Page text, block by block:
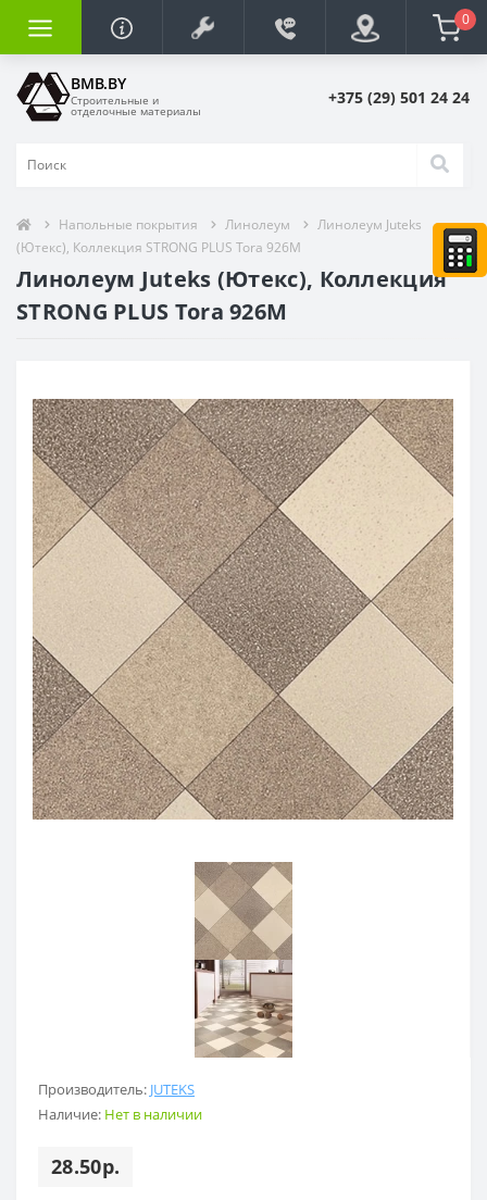
0
BMB.BY
Строительные и
отделочные материалы
+375 (29) 501 24 24
Напольные покрытия Линолеум
Линолеум Juteks
(Ютекс), Коллекция STRONG PLUS Tora 926M
Линолеум Juteks (Ютекс), Коллекция
STRONG PLUS Tora 926M
Производитель: JUTEKS
Наличие: Нет в наличии
28.50р.